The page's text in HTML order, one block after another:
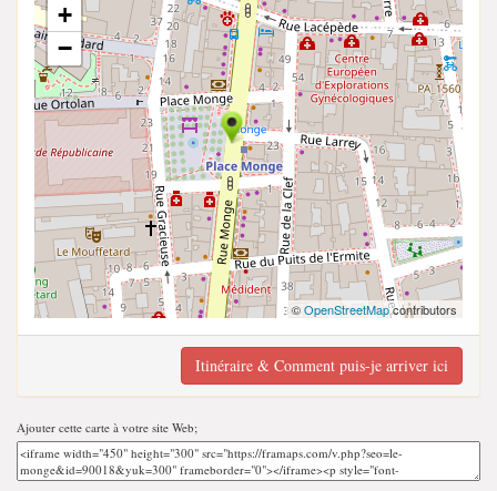
+
−
©OpenStreetMapcontributors
Itinéraire & Comment puis-je arriver ici
Ajouter cette carte à votre site Web;